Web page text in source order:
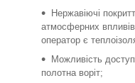
Нержавіючі
атмосферних
оператор є
Можливість
полотна воріт;